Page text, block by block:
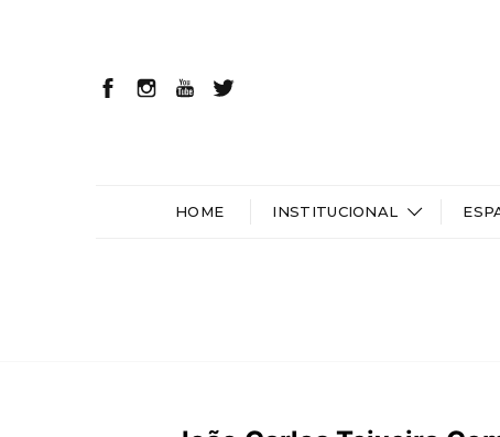
HOME INSTITUCIONAL